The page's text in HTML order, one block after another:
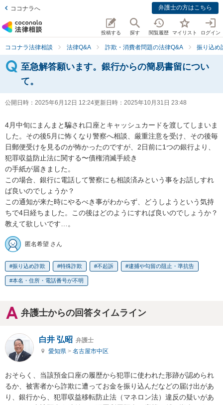
ココナラへ 弁護士の方はこちら
投稿する 探す 閲覧履歴 マイリスト ログイン
ココナラ法律相談 法律Q&A 詐欺・消費者問題の法律Q&A 振り込め
至急解答願います。銀行からの簡易書留につい
て。
公開日時： 2025年6月12日 12:24更新日時： 2025年10月31日 23:48
4月中旬にまんまと騙され口座とキャッシュカードを渡してしまいま
した。その後5月に怖くなり警察へ相談、厳重注意を受け、その後毎
日郵便受けを見るのが怖かったのですが、2日前に1つの銀行より、
犯罪収益防止法に関する〜債権消滅手続き
の手紙が届きました。
この場合、銀行に電話して警察にも相談済みという事をお話しすれ
ば良いのでしょうか？
この通知が来た時にやるべき事がわからず、どうしようという気持
ちで4日経ちました。この後はどのようにすれば良いのでしょうか？
教えて欲しいです…。
匿名希望 さん
振り込め詐欺 特殊詐欺 不起訴 逮捕や勾留の阻止・準抗告
本名・住所・電話番号が不明
弁護士からの回答タイムライン
白井 弘昭 弁護士
愛知県 > 名古屋市中区
おそらく、当該預金口座の履歴から犯罪に使われた形跡が認められ
るか、被害者から詐欺に遭ってお金を振り込んだなどの届け出があ
り、銀行から、犯罪収益移転防止法（マネロン法）違反の疑いがあ